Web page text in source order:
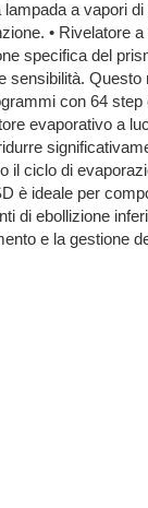
a vapori
•
specifica del
con 64
evaporativo a
il ciclo di
è ideale per
ebollizione
e la gestione